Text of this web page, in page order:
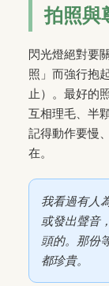
拍照與
閃光燈絕對要
照」而強行抱
止）。最好的
互相理毛、半
記得動作要慢
在。
我看過有人
或發出聲音
頭的。那份
都珍貴。